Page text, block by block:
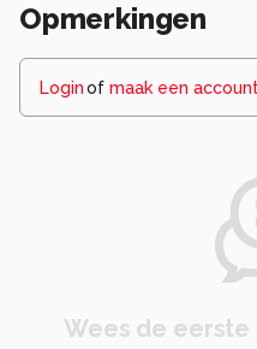
Opmerkingen
Loginof maak een
Wees de